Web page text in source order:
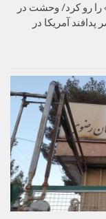
رو کرد/ وحشت در
و پایان عصر پدافند آمریکا در